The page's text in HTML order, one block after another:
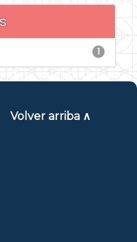
1
Volver arriba ∧